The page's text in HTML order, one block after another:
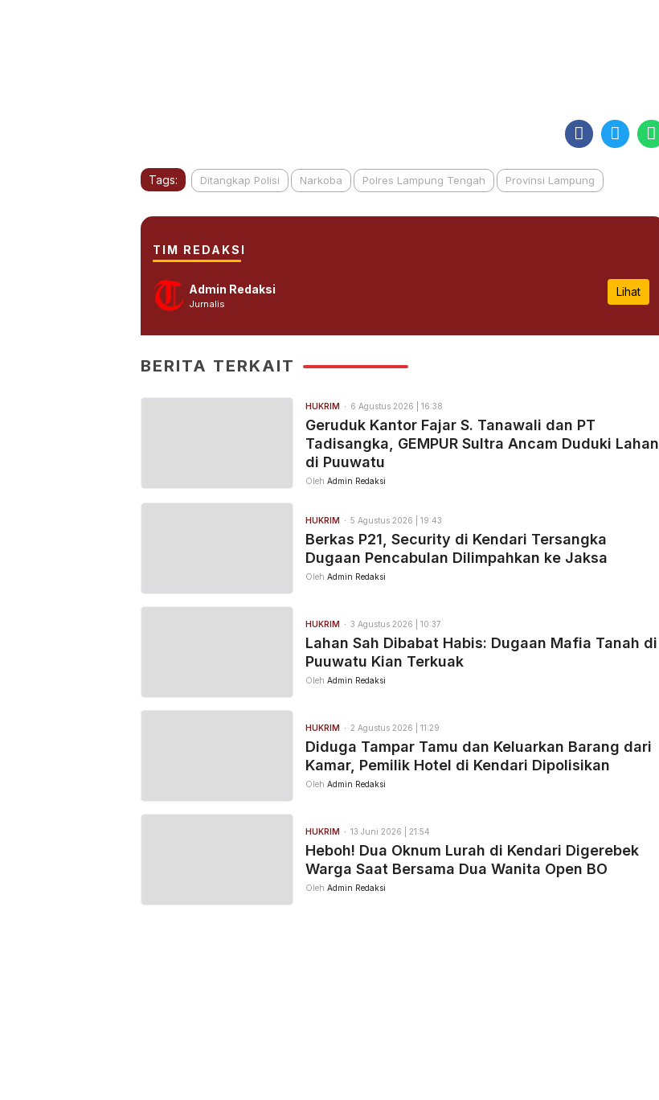
Tags: Ditangkap Polisi Narkoba Polres Lampung Tengah Provinsi Lampung
TIM REDAKSI
Admin Redaksi
Jurnalis
Lihat
BERITA TERKAIT
HUKRIM 6 Agustus 2026 | 16:38
Geruduk Kantor Fajar S. Tanawali dan PT
Tadisangka, GEMPUR Sultra Ancam Duduki Lahan
di Puuwatu
Oleh Admin Redaksi
HUKRIM 5 Agustus 2026 | 19:43
Berkas P21, Security di Kendari Tersangka
Dugaan Pencabulan Dilimpahkan ke Jaksa
Oleh Admin Redaksi
HUKRIM 3 Agustus 2026 | 10:37
Lahan Sah Dibabat Habis: Dugaan Mafia Tanah di
Puuwatu Kian Terkuak
Oleh Admin Redaksi
HUKRIM 2 Agustus 2026 | 11:29
Diduga Tampar Tamu dan Keluarkan Barang dari
Kamar, Pemilik Hotel di Kendari Dipolisikan
Oleh Admin Redaksi
HUKRIM 13 Juni 2026 | 21:54
Heboh! Dua Oknum Lurah di Kendari Digerebek
Warga Saat Bersama Dua Wanita Open BO
Oleh Admin Redaksi